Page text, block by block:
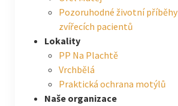
Pozoruhodné životní příběhy
zvířecích pacientů
Lokality
PP Na Plachtě
Vrchbělá
Praktická ochrana motýlů
Naše organizace